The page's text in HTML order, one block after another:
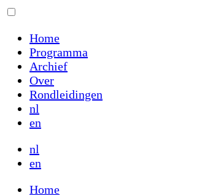
Home
Programma
Archief
Over
Rondleidingen
nl
en
nl
en
Home